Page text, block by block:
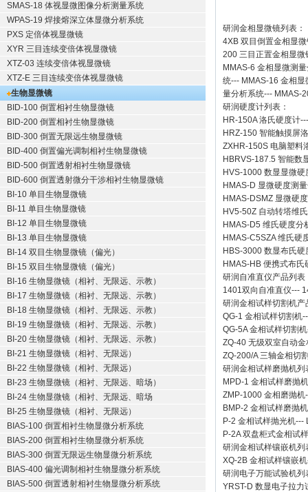
SMAS-18 体视显微图像分析测量系统
WPAS-19 焊接熔深立体显微分析系统
PXS 定倍体视显微镜
XYR 三目连续变倍体视显微镜
XTZ-03 连续变倍体视显微镜
XTZ-E 三目连续变倍体视显微镜
生物显微镜
BID-100 倒置相衬生物显微镜
BID-200 倒置相衬生物显微镜
BID-300 倒置无限远生物显微镜
BID-400 倒置偏光调制相衬生物显微镜
BID-500 倒置透射相衬生物显微镜
BID-600 倒置透射微分干涉相衬生物显微镜
BI-10 单目生物显微镜
BI-11 单目生物显微镜
BI-12 单目生物显微镜
BI-13 单目生物显微镜
BI-14 双目生物显微镜（偏光）
BI-15 双目生物显微镜（偏光）
BI-16 生物显微镜（相衬、无限远、示教）
BI-17 生物显微镜（相衬、无限远、示教）
BI-18 生物显微镜（相衬、无限远、示教）
BI-19 生物显微镜（相衬、无限远、示教）
BI-20 生物显微镜（相衬、无限远、示教）
BI-21 生物显微镜（相衬、无限远）
BI-22 生物显微镜（相衬、无限远）
BI-23 生物显微镜（相衬、无限远、暗场）
BI-24 生物显微镜（相衬、无限远、暗场
BI-25 生物显微镜（相衬、无限远）
BIAS-100 倒置相衬生物显微分析系统
BIAS-200 倒置相衬生物显微分析系统
BIAS-300 倒置无限远生物显微分析系统
BIAS-400 偏光调制相衬生物显微分析系统
BIAS-500 倒置透射相衬生物显微分析系统
研润金相显微镜列表：
4XB 双目倒置金相显
200 三目正置金相显微
MMAS-6 金相显微测
统--- MMAS-16 金相显
量分析系统--- MMAS-
研润硬度计列表：
HR-150A 洛氏硬度计
HRZ-150 智能触摸屏
ZXHR-150S 电脑塑料
HBRVS-187.5 智能数
HVS-1000 数显显微硬
HMAS-D 显微硬度测
HMAS-DSMZ 显微硬
HV5-50Z 自动转塔维
HMAS-D5 维氏硬度分
HMAS-C5SZA 维氏硬
HBS-3000 数显布氏硬
HMAS-HB 便携式布氏
研润自准直仪产品列表
1401双向自准直仪---
研润金相试样切割机产
QG-1 金相试样切割机
QG-5A 金相试样切割机
ZQ-40 无级双室自动金
ZQ-200/A 三轴金相切
研润金相试样磨抛机列
MPD-1 金相试样磨抛机
ZMP-1000 金相磨抛机
BMP-2 金相试样磨抛机
P-2 金相试样抛光机---
P-2A 双盘柜式金相试
研润金相试样镶嵌机列
XQ-2B 金相试样镶嵌机
研润电子万能试验机列
YRST-D 数显电子拉力